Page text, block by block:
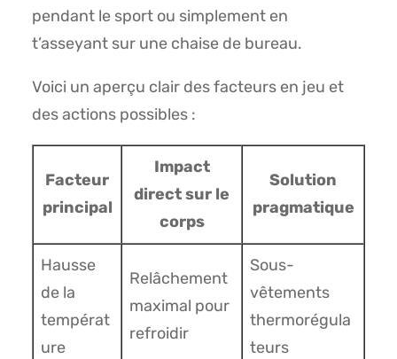
pendant le sport ou simplement en
t’asseyant sur une chaise de bureau.
Voici un aperçu clair des facteurs en jeu et
des actions possibles :
Facteur
principal
Impact
direct sur le
corps
Solution
pragmatique
Hausse
de la
températ
ure
Relâchement
maximal pour
refroidir
Sous-
vêtements
thermorégula
teurs